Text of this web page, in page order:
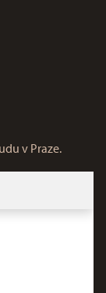
v Praze.